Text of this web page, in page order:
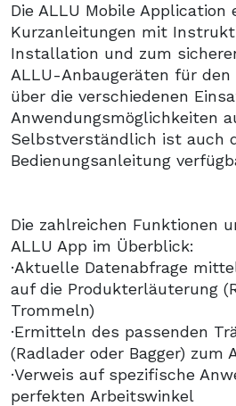
Die ALLU Mobile Application
Kurzanleitungen mit
Installation und zum
ALLU-Anbaugeräten für den
über die verschiedenen
Anwendungsmöglichkeiten
Selbstverständlich ist auch
Bedienungsanleitung
Die zahlreichen Funktionen
ALLU App im Überblick:
·Aktuelle Datenabfrage
auf die Produkterläuterung
Trommeln)
·Ermitteln des passenden
(Radlader oder Bagger) zum
·Verweis auf spezifische
perfekten Arbeitswinkel